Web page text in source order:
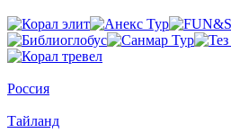
Россия
Тайланд